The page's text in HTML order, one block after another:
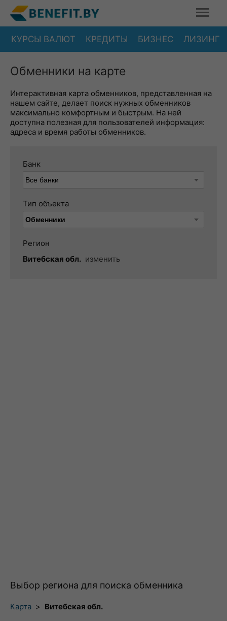
КУРСЫ ВАЛЮТ КРЕДИТЫ БИЗНЕС ЛИЗИНГ
Обменники на карте
Интерактивная карта обменников, представленная на
нашем сайте, делает поиск нужных обменников
максимально комфортным и быстрым. На ней
доступна полезная для пользователей информация:
адреса и время работы обменников.
Банк
Тип объекта
Регион
Витебская обл. изменить
Выбор региона для поиска обменника
Карта > Витебская обл.